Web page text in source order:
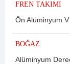
FREN TAKIMI
Ön Alüminyum
BOĞAZ
Alüminyum